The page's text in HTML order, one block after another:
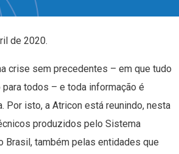
de 2020.
crise sem precedentes – em que tudo
todos – e toda informação é
Por isto, a Atricon está reunindo, nesta
produzidos pelo Sistema
Brasil, também pelas entidades que